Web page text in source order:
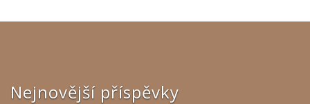
Nejnovější příspěvky